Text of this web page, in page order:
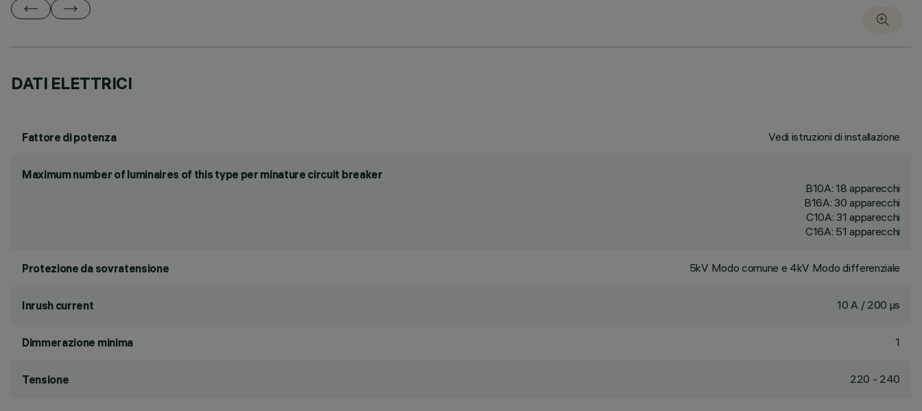
DATI ELETTRICI
Fattore di potenza Vedi istruzioni di installazione
Maximum number of luminaires of this type per minature circuit breaker
B10A: 18 apparecchi
B16A: 30 apparecchi
C10A: 31 apparecchi
C16A: 51 apparecchi
Protezione da sovratensione 5kV Modo comune e 4kV Modo differenziale
Inrush current 10 A / 200 µs
Dimmerazione minima 1
Tensione 220 - 240